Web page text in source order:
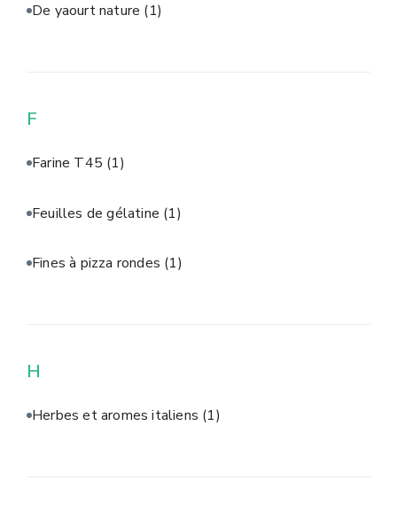
De yaourt nature (1)
F
Farine T45 (1)
Feuilles de gélatine (1)
Fines à pizza rondes (1)
H
Herbes et aromes italiens (1)